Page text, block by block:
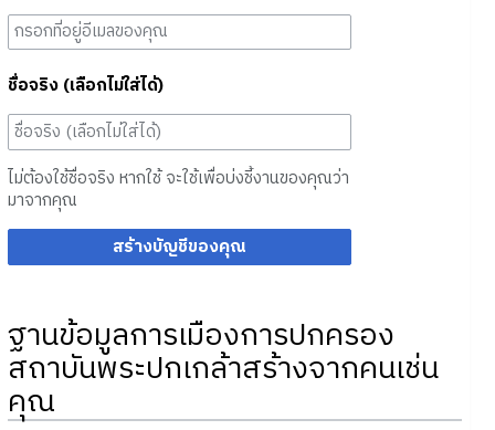
ชื่อจริง (เลือกไม่ใส่ได้)
ไม่ต้องใช้ชื่อจริง หากใช้ จะใช้เพื่อบ่งชี้งานของคุณว่า
มาจากคุณ
สร้างบัญชีของคุณ
ฐานข้อมูลการเมืองการปกครอง
สถาบันพระปกเกล้าสร้างจากคนเช่น
คุณ